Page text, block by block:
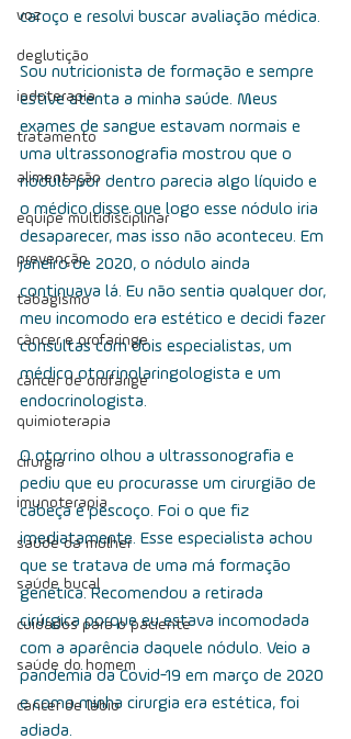
voz
deglutição
iodoterapia
tratamento
alimentação
equipe multidisciplinar
prevenção
tabagismo
câncer e orofaringe
câncer de orofarige
quimioterapia
cirurgia
imunoterapia
saúde da mulher
saúde bucal
cuidados para o paciente
saúde do homem
câncer de lábio
caroço e resolvi buscar avaliação médica.
Sou nutricionista de formação e sempre
estive atenta a minha saúde. Meus
exames de sangue estavam normais e
uma ultrassonografia mostrou que o
nódulo por dentro parecia algo líquido e
o médico disse que logo esse nódulo iria
desaparecer, mas isso não aconteceu. Em
janeiro de 2020, o nódulo ainda
continuava lá. Eu não sentia qualquer dor,
meu incomodo era estético e decidi fazer
consultas com dois especialistas, um
médico otorrinolaringologista e um
endocrinologista.
O otorrino olhou a ultrassonografia e
pediu que eu procurasse um cirurgião de
cabeça e pescoço. Foi o que fiz
imediatamente.  Esse especialista achou
que se tratava de uma má formação
genética. Recomendou a retirada
cirúrgica porque eu estava incomodada
com a aparência daquele nódulo. Veio a
pandemia da Covid-19 em março de 2020
e como minha cirurgia era estética, foi
adiada.